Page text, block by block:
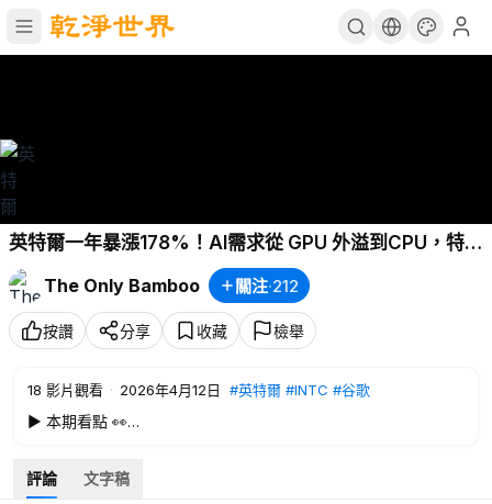
英特爾一年暴漲178%！AI需求從 GPU 外溢到CPU，特斯
拉、谷歌、輝達排隊送錢，Intel 這次徹底翻身？小心這三
大風險！The Only Bamboo 關注·212
按讚 分享 收藏 檢舉
18 影片觀看 · 2026年4月12日 #英特爾 #INTC #谷歌
▶️ 本期看點 👀
為什麼谷歌、特斯拉、輝達三大 AI 巨頭，紛紛給昔日競爭對手送
上世紀大單？為什麼全市場都在瘋搶 GPU，聰明資金卻在悄悄布
評論 文字稿